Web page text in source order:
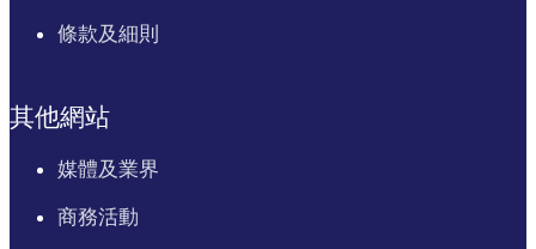
條款及細則
其他網站
媒體及業界
商務活動